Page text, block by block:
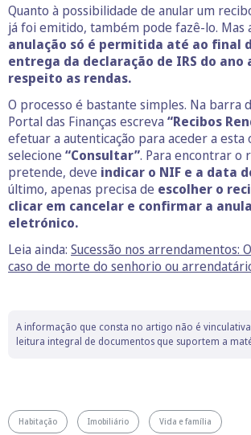
Quanto à possibilidade de anular um
já foi emitido, também pode fazê-lo. Mas
anulação só é permitida até ao final
entrega da declaração de IRS do ano
respeito as rendas.
O processo é bastante simples. Na barra
Portal das Finanças escreva “Recibos
efetuar a autenticação para aceder a esta
selecione “Consultar”. Para encontrar o
pretende, deve indicar o NIF e a data
último, apenas precisa de escolher o
clicar em cancelar e confirmar a
eletrónico.
Leia ainda: Sucessão nos arrendamentos:
caso de morte do senhorio ou
A informação que consta no artigo não é
leitura integral de documentos que suportem a
Habitação Imobiliário Vida e família